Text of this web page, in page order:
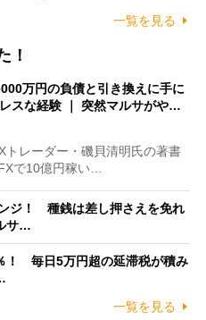
一覧を見る
！
万円の負債と引き換えに手に
スな経験 ｜ 突然マルサがや…
レーダー・磯貝清明氏の著書
で10億円稼い…
ジ！ 種銭は差し押さえを免れ
サ…
！ 毎日5万円超の延滞税が積み
一覧を見る